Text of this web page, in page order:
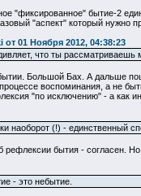
"фиксированное" бытие-2
"аспект" который нужно
от 01 Ноября 2012, 04:38:23
что ты рассматриваешь
Большой Бах. А дальше
воспоминания, а не
"по исключению" - а как
наоборот (!) - единственный
рефлексии бытия - согласен.
- это небытие.